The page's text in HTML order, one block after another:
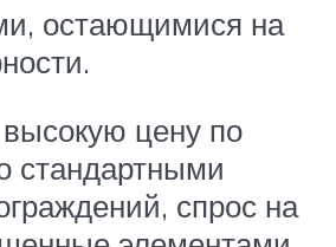
остающимися на
цену по
стандартными
спрос на